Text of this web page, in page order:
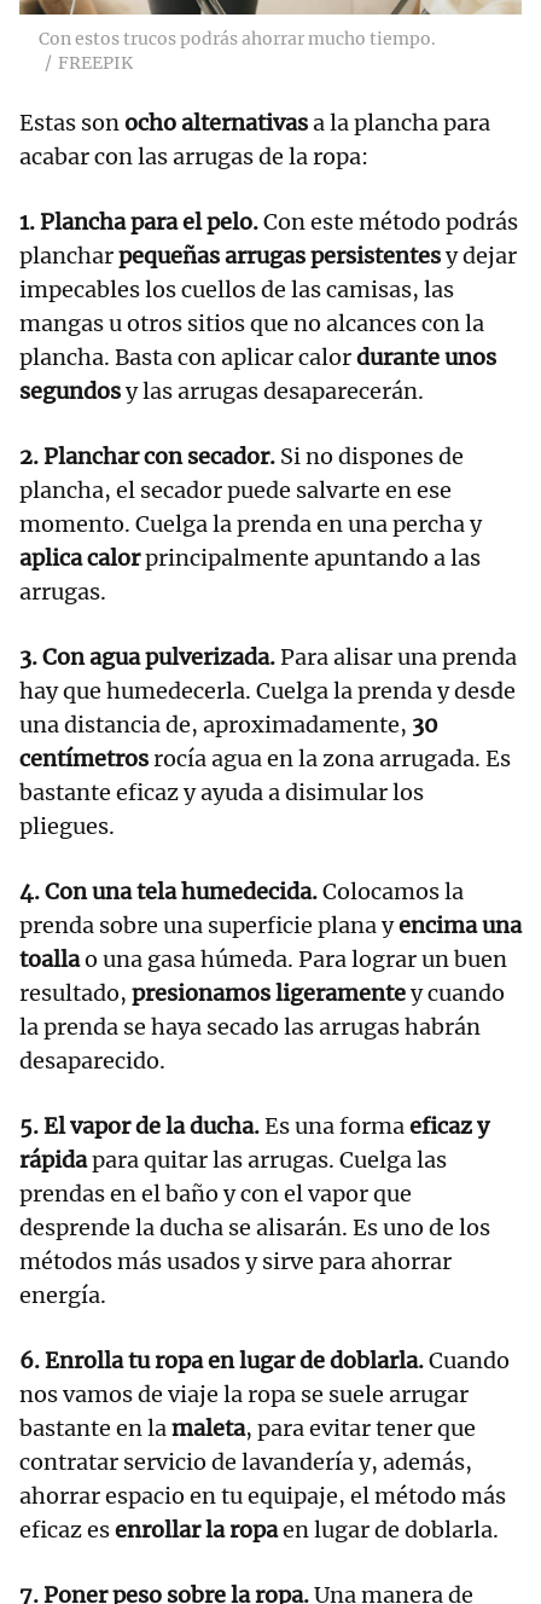
Con estos trucos podrás ahorrar mucho tiempo.
FREEPIK
Estas sonocho alternativasa la plancha para
acabar con las arrugas de la ropa:
1. Plancha para el pelo.Con este método podrás
plancharpequeñas arrugas persistentesy dejar
impecables los cuellos de las camisas, las
mangas u otros sitios que no alcances con la
plancha. Basta con aplicar calordurante unos
segundosy las arrugas desaparecerán.
2. Planchar con secador. Si no dispones de
plancha, el secador puede salvarte en ese
momento. Cuelga la prenda en una percha y
aplica calorprincipalmente apuntando a las
arrugas.
3. Con agua pulverizada.Para alisar una prenda
hay que humedecerla. Cuelga la prenda y desde
una distancia de, aproximadamente, 30
centímetrosrocía agua en la zona arrugada. Es
bastante eficaz y ayuda a disimular los
pliegues.
4. Con una tela humedecida.Colocamos la
prenda sobre una superficie plana yencima una
toallao una gasa húmeda. Para lograr un buen
resultado, presionamos ligeramentey cuando
la prenda se haya secado las arrugas habrán
desaparecido.
5. El vapor de la ducha.Es una formaeficaz y
rápidapara quitar las arrugas. Cuelga las
prendas en el baño y con el vapor que
desprende la ducha se alisarán. Es uno de los
métodos más usados y sirve para ahorrar
energía.
6.Enrolla tu ropa en lugar de doblarla.Cuando
nos vamos de viaje la ropa se suele arrugar
bastante en lamaleta, para evitar tener que
contratar servicio de lavandería y, además,
ahorrar espacio en tu equipaje, el método más
eficaz esenrollar la ropaen lugar de doblarla.
7. Poner peso sobre la ropa.Una manera de